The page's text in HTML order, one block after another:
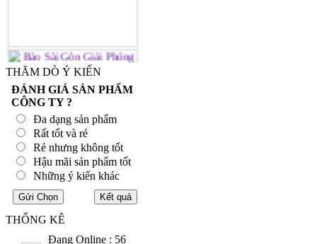
THĂM DÒ Ý KIẾN
ĐÁNH GIÁ SẢN PHẨM
CÔNG TY ?
Đa dạng sản phẩm
Rất tốt và rẻ
Rẻ nhưng không tốt
Hậu mãi sản phẩm tốt
Những ý kiến khác
THỐNG KÊ
Đang Online : 56